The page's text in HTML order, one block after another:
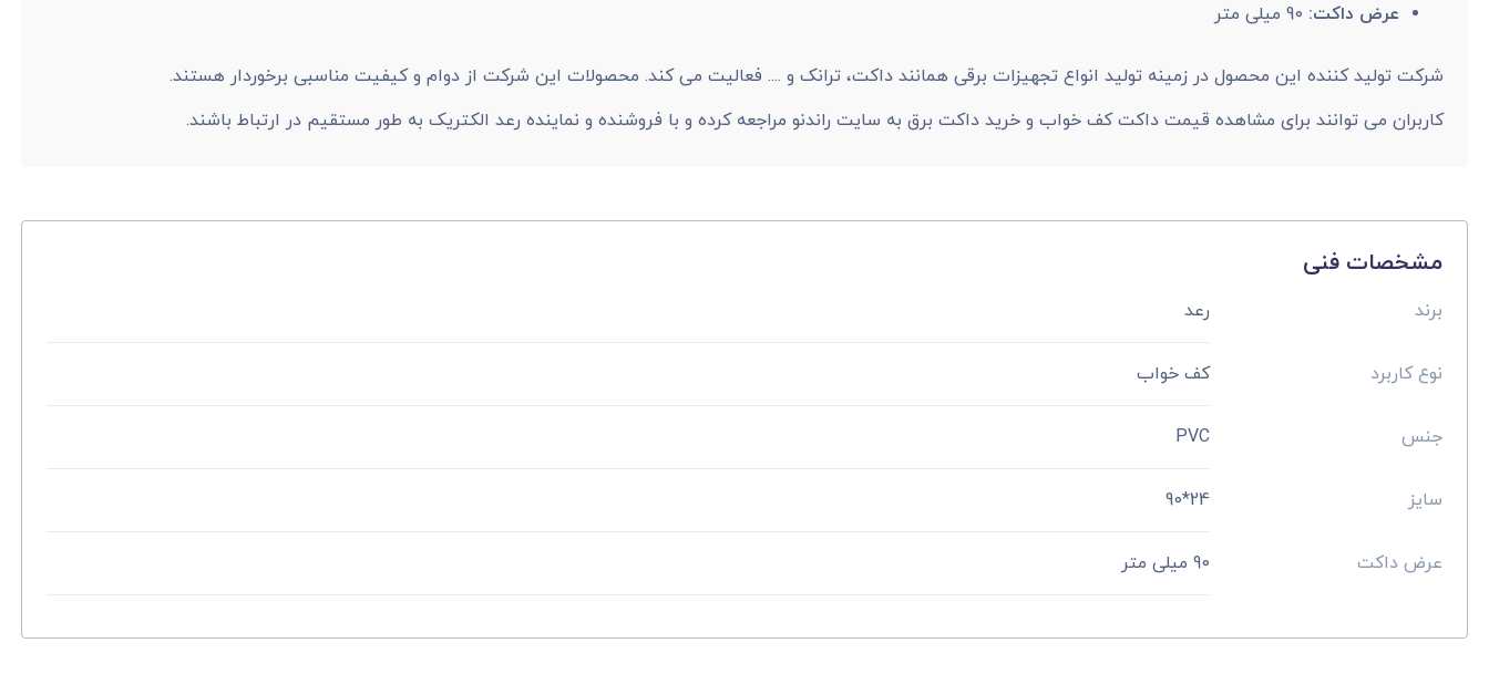
عرض داکت:
شرکت تولید کننده این محصول در زمینه تولید انواع تجهیزات برقی همانند داکت، ترانک و .... فعالیت می کند. محصولات این شرکت از دوام و کیفیت مناسبی برخوردار هستند.
کاربران می توانند برای مشاهده قیمت داکت کف خواب و خرید داکت برق به سایت راندنو مراجعه کرده و با فروشنده و نماینده رعد الکتریک به طور مستقیم در ارتباط باشند.
مشخصات فنی
برند رعد
نوع کاربرد کف خواب
جنس PVC
سایز 24*90
عرض داکت 90 میلی متر